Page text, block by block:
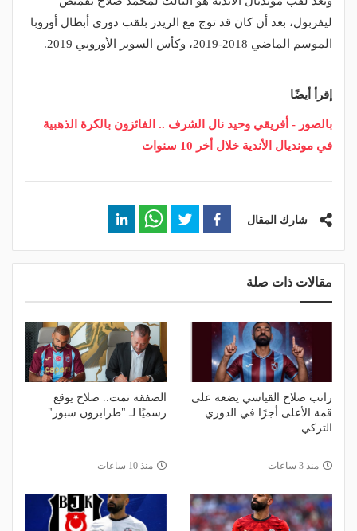
ليفربول، بعد أن كان قد توج مع الريدز بلقب دوري أبطال أوروبا
الموسم الماضي 2018-2019، وكأس السوبر الأوروبي 2019.
إقرأ أيضًا
بالصور - أفريقي وحيد نال الشرف .. الفائزون بالكرة الذهبية
في مونديال الأندية خلال أخر 10 سنوات
شارك المقال
مقالات ذات صلة
راتب صلاح القياسي يضعه على
قمة الأعلى أجرًا في الدوري
التركي
منذ 3 ساعات
الصفقة تمت.. صلاح يوقع
رسميًا لـ "طرابزون سبور"
منذ 10 ساعات